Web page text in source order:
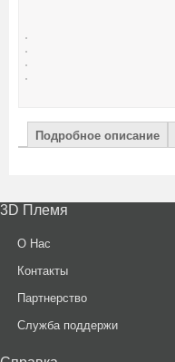
Подробное описание
3D Племя
О Нас
Контакты
Партнерcтво
Служба поддержи